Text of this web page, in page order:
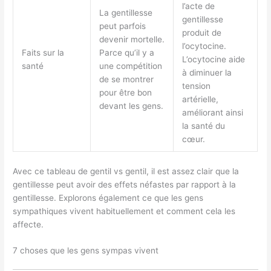
Faits sur la
santé
La gentillesse
peut parfois
devenir mortelle.
Parce qu’il y a
une compétition
de se montrer
pour être bon
devant les gens.
l’acte de
gentillesse
produit de
l’ocytocine.
L’ocytocine aide
à diminuer la
tension
artérielle,
améliorant ainsi
la santé du
cœur.
Avec ce tableau de gentil vs gentil, il est assez clair que la
gentillesse peut avoir des effets néfastes par rapport à la
gentillesse. Explorons également ce que les gens
sympathiques vivent habituellement et comment cela les
affecte.
7 choses que les gens sympas vivent